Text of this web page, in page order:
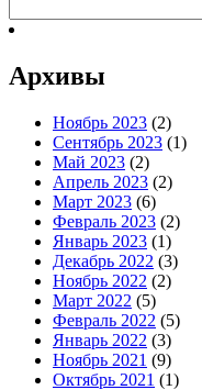
Архивы
Ноябрь 2023 (2)
Сентябрь 2023 (1)
Май 2023 (2)
Апрель 2023 (2)
Март 2023 (6)
Февраль 2023 (2)
Январь 2023 (1)
Декабрь 2022 (3)
Ноябрь 2022 (2)
Март 2022 (5)
Февраль 2022 (5)
Январь 2022 (3)
Ноябрь 2021 (9)
Октябрь 2021 (1)